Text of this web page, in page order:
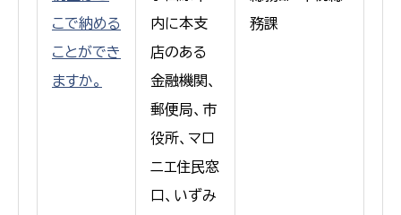
こで納める
ことができ
ますか。
内に本支
店のある
金融機関、
郵便局、市
役所、マロ
ニエ住民窓
口、いずみ
務課